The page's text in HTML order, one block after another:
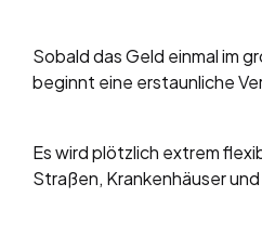
Sobald das Geld einmal im
beginnt eine erstaunliche
Es wird plötzlich extrem
Straßen, Krankenhäuser